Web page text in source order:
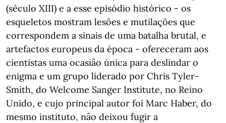
(século XIII) e a esse episódio histórico - os
esqueletos mostram lesões e mutilações que
correspondem a sinais de uma batalha brutal, e
artefactos europeus da época - ofereceram aos
cientistas uma ocasião única para deslindar o
enigma e um grupo liderado por Chris Tyler-
Smith, do Welcome Sanger Institute, no Reino
Unido, e cujo principal autor foi Marc Haber, do
mesmo instituto, não deixou fugir a